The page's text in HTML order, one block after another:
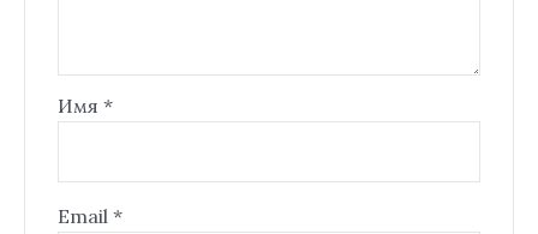
Имя *
Email *